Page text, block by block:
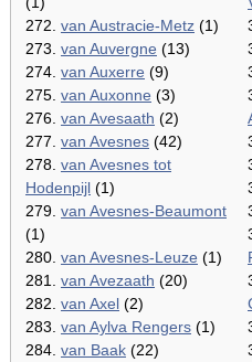
272. van Austracie-Metz (1)
273. van Auvergne (13)
274. van Auxerre (9)
275. van Auxonne (3)
276. van Avesaath (2)
277. van Avesnes (42)
278. van Avesnes tot
Hodenpijl (1)
279. van Avesnes-Beaumont
(1)
280. van Avesnes-Leuze (1)
281. van Avezaath (20)
282. van Axel (2)
283. van Aylva Rengers (1)
284. van Baak (22)